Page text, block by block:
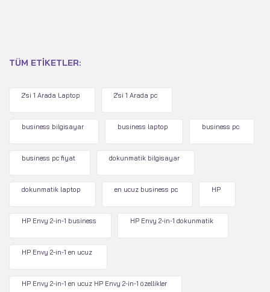
TÜM ETIKETLER:
2'si 1 Arada Laptop 2'si 1 Arada pc
business bilgisayar business laptop business pc
business pc fiyat dokunmatik bilgisayar
dokunmatik laptop en ucuz business pc HP
HP Envy 2-in-1 business HP Envy 2-in-1 dokunmatik
HP Envy 2-in-1 en ucuz
HP Envy 2-in-1 en ucuz HP Envy 2-in-1 özellikler